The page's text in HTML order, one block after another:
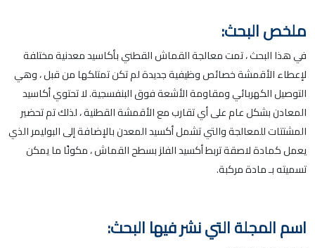
ملخص البحث:
في هذا البحث ، تمت معالجة القماش القطني بأكاسيد معدنية مختلفة
لإعطاء الأقمشة خصائص وظيفية جديدة لم تكن تمتلكها من قبل ، وهي
التوصيل الكهربائي ومقاومة الأشعة فوق البنفسجية. لا تحتوي أكاسيد
المعادن بشكل عام على أي تقارب مع الأقمشة القطنية ، لذلك تم تحضير
المشتتات للمعالجة والتي تشمل أكسيد المعدن بالإضافة إلى البوليمر الذي
يعمل كمادة لاصقة تربط أكسيد الفلز بسطح القماش ، مكونًا ما يمكن
تسميته بـ مادة مركبة.
اسم المجلة التي نشر فيها البحث: